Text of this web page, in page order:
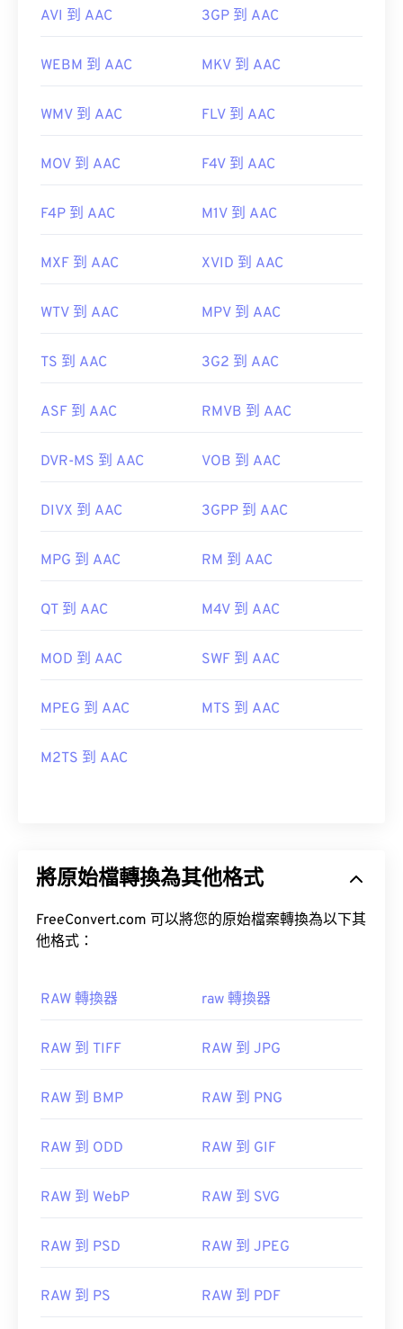
AVI 到 AAC 3GP 到 AAC
WEBM 到 AAC MKV 到 AAC
WMV 到 AAC FLV 到 AAC
MOV 到 AAC F4V 到 AAC
F4P 到 AAC M1V 到 AAC
MXF 到 AAC XVID 到 AAC
WTV 到 AAC MPV 到 AAC
TS 到 AAC 3G2 到 AAC
ASF 到 AAC RMVB 到 AAC
DVR-MS 到 AAC VOB 到 AAC
DIVX 到 AAC 3GPP 到 AAC
MPG 到 AAC RM 到 AAC
QT 到 AAC M4V 到 AAC
MOD 到 AAC SWF 到 AAC
MPEG 到 AAC MTS 到 AAC
M2TS 到 AAC
將原始檔轉換為其他格式
FreeConvert.com 可以將您的原始檔案轉換為以下其
他格式：
RAW 轉換器 raw 轉換器
RAW 到 TIFF RAW 到 JPG
RAW 到 BMP RAW 到 PNG
RAW 到 ODD RAW 到 GIF
RAW 到 WebP RAW 到 SVG
RAW 到 PSD RAW 到 JPEG
RAW 到 PS RAW 到 PDF